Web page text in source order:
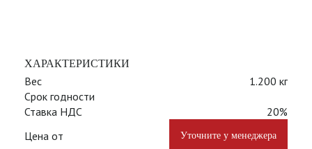
ХАРАКТЕРИСТИКИ
Вес
1.200 кг
Срок годности
Ставка НДС
20%
Цена от
Уточните у менеджера